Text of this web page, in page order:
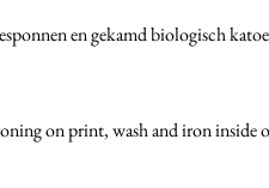
en gekamd biologisch
on print, wash and iron inside